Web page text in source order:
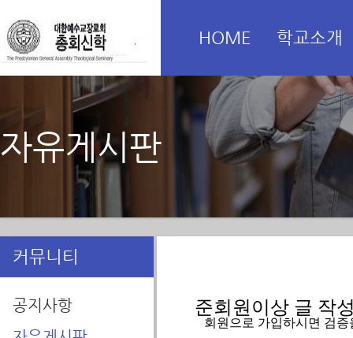
HOME 학교소개
자유게시판
커뮤니티
공지사항
준회원이상 글 작
회원으로 가입하시면 검